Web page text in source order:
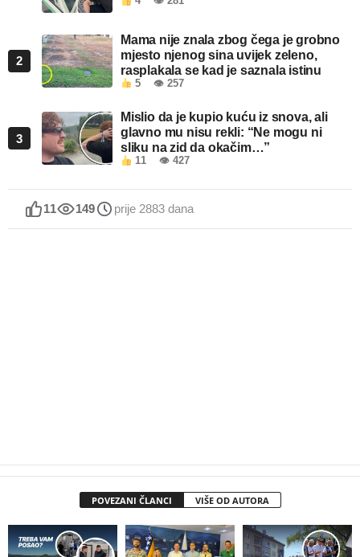
2
Mama nije znala zbog čega je grobno
mjesto njenog sina uvijek zeleno,
rasplakala se kad je saznala istinu
5 👁 257
3
Mislio da je kupio kuću iz snova, ali
glavno mu nisu rekli: “Ne mogu ni
sliku na zid da okačim…”
11 👁 427
11 149 prije 2883 dana
POVEZANI ČLANCI VIŠE OD AUTORA